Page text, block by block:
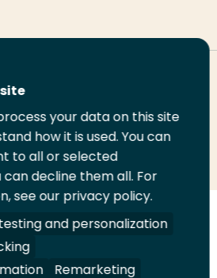
Print
deze
pagina
A-Z Index Contact
your data on this site
how it is used. You can
to all or selected
can decline them all. For
see our privacy policy.
and personalization
Remarketing